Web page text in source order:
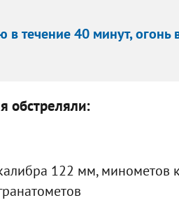
течение 40 минут, огонь
обстреляли:
122 мм, минометов